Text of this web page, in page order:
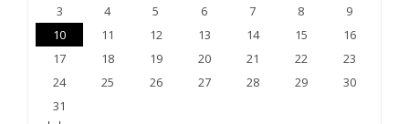
3
4 5 6 7 8
9
10
11 12 13 14 15
16
17
18 19 20 21 22
23
24
25 26 27 28 29
30
31